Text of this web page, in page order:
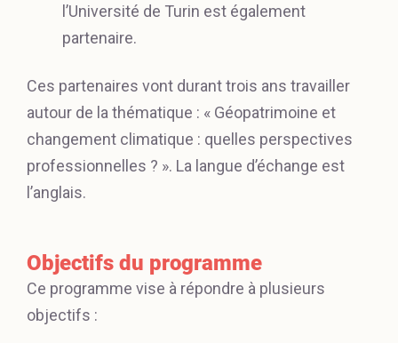
l’Université de Turin est également
partenaire.
Ces partenaires vont durant trois ans travailler
autour de la thématique : « Géopatrimoine et
changement climatique : quelles perspectives
professionnelles ? ». La langue d’échange est
l’anglais.
Objectifs du programme
Ce programme vise à répondre à plusieurs
objectifs :